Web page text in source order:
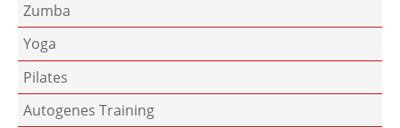
Zumba
Yoga
Pilates
Autogenes Training